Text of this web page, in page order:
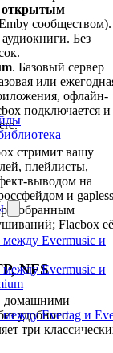
Evermusic и
Evermusic и
Evertag и
открытым
сообществом).
Без
. Базовый сервер
или
офлайн-
подключается и
стримит вашу
плейлисты,
выводом на
и
Flacbox её
NFS
домашними
удобного
три